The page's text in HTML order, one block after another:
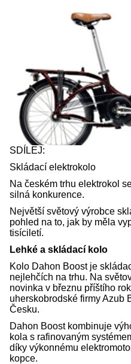
SDÍLEJ:
Skládací elektrokolo
Na českém trhu elektrokol
silná konkurence.
Největší světový výrobce
pohled na to, jak by měla
tisíciletí.
Lehké a skládací kolo
Kolo Dahon Boost je
nejlehčích na trhu. Na
novinka v březnu příštího
uherskobrodské firmy Azub
Česku.
Dahon Boost kombinuje
kola s rafinovaným
díky výkonnému
kopce.